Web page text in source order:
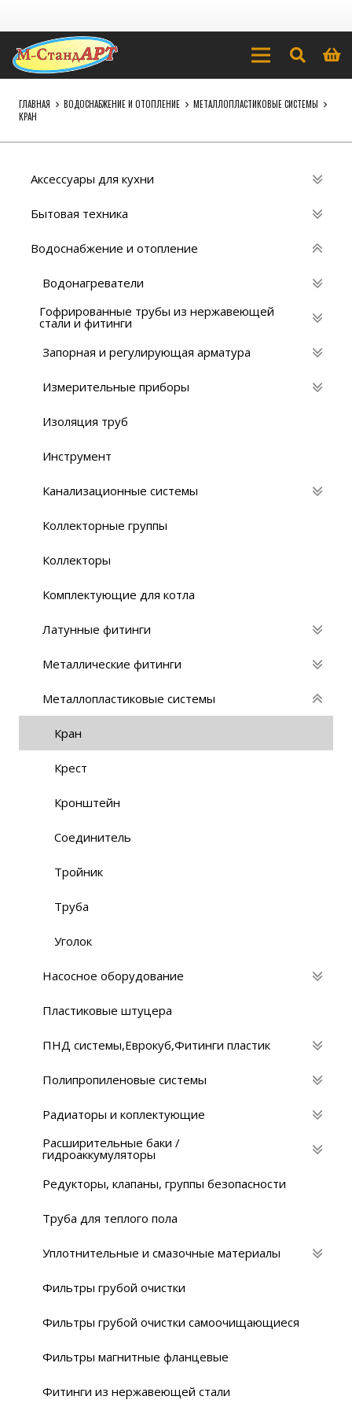
ГЛАВНАЯ ВОДОСНАБЖЕНИЕ И ОТОПЛЕНИЕ
МЕТАЛЛОПЛАСТИКОВЫЕ СИСТЕМЫ
КРАН
Аксессуары для кухни
Бытовая техника
Водоснабжение и отопление
Водонагреватели
Гофрированные трубы из нержавеющей
стали и фитинги
Запорная и регулирующая арматура
Измерительные приборы
Изоляция труб
Инструмент
Канализационные системы
Коллекторные группы
Коллекторы
Комплектующие для котла
Латунные фитинги
Металлические фитинги
Металлопластиковые системы
Кран
Крест
Кронштейн
Соединитель
Тройник
Труба
Уголок
Насосное оборудование
Пластиковые штуцера
ПНД системы,Eврокуб,Фитинги пластик
Полипропиленовые системы
Радиаторы и коплектующие
Расширительные баки /
гидроаккумуляторы
Редукторы, клапаны, группы безопасности
Труба для теплого пола
Уплотнительные и смазочные материалы
Фильтры грубой очистки
Фильтры грубой очистки самоочищающиеся
Фильтры магнитные фланцевые
Фитинги из нержавеющей стали